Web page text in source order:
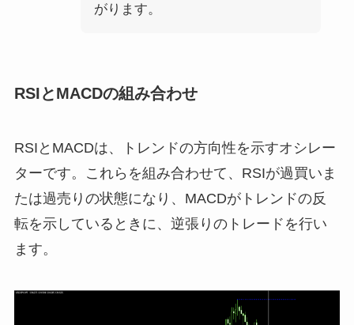
がります。
RSIとMACDの組み合わせ
RSIとMACDは、トレンドの方向性を示すオシレー
ターです。これらを組み合わせて、RSIが過買いま
たは過売りの状態になり、MACDがトレンドの反
転を示しているときに、逆張りのトレードを行い
ます。